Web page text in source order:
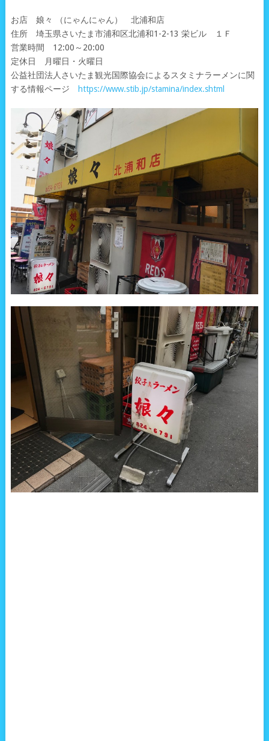
お店 娘々 （にゃんにゃん） 北浦和店
住所 埼玉県さいたま市浦和区北浦和1-2-13 栄ビル １Ｆ
営業時間 12:00～20:00
定休日 月曜日・火曜日
公益社団法人さいたま観光国際協会によるスタミナラーメンに関
する情報ページ
https://www.stib.jp/stamina/index.shtml